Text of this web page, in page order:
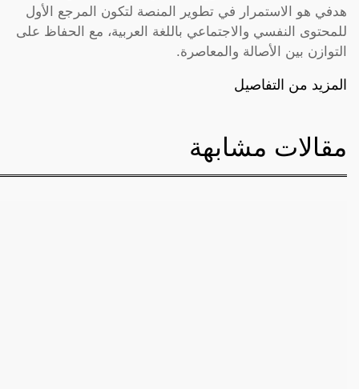
هدفي هو الاستمرار في تطوير المنصة لتكون المرجع الأول
للمحتوى النفسي والاجتماعي باللغة العربية، مع الحفاظ على
التوازن بين الأصالة والمعاصرة.
المزيد من التفاصيل
مقالات مشابهة